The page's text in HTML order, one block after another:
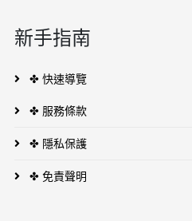
新手指南
✤ 快速導覽
✤ 服務條款
✤ 隱私保護
✤ 免責聲明